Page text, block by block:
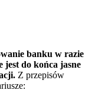
banku w razie
jest do końca jasne
Z przepisów